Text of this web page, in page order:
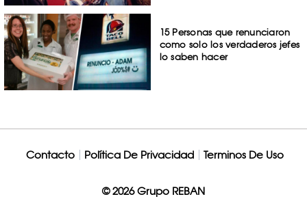
15 Personas que renunciaron
como solo los verdaderos jefes
lo saben hacer
Contacto Política De Privacidad Terminos De Uso
© 2026 Grupo REBAN